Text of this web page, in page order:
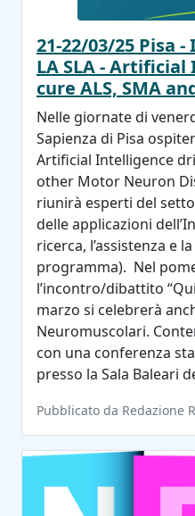
21-22/03/25 Pisa
LA SLA -
cure ALS, SMA
Nelle giornate di
Sapienza di Pisa
Artificial Intelligence
other Motor Neuron
riunirà esperti del
delle applicazioni
ricerca, l’assistenza e
programma). Nel
l’incontro/dibattito
marzo si celebrerà
Neuromuscolari.
con una conferenza
presso la Sala Baleari
Pubblicato da Redazione